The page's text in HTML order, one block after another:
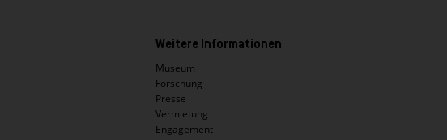
Weitere Informationen
Museum
Forschung
Presse
Vermietung
Engagement